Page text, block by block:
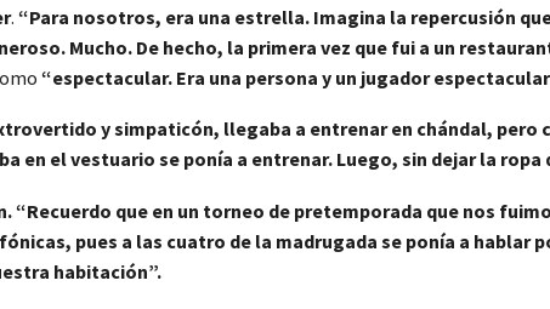
. “Para nosotros, era una estrella. Imagina la repercusión
Mucho. De hecho, la primera vez que fui a un
“espectacular. Era una persona y un jugador
y simpaticón, llegaba a entrenar en chándal, pero
en el vestuario se ponía a entrenar. Luego, sin dejar la ropa
“Recuerdo que en un torneo de pretemporada que nos
pues a las cuatro de la madrugada se ponía a hablar
habitación”.